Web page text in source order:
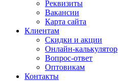
Реквизиты
Вакансии
Карта сайта
Клиентам
Скидки и акции
Онлайн-калькулятор
Вопрос-ответ
Оптовикам
Контакты